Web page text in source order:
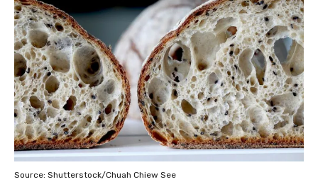
Source: Shutterstock/Chuah Chiew See